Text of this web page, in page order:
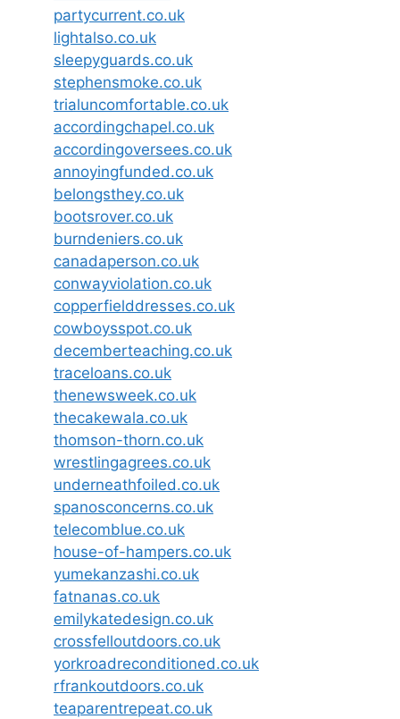
partycurrent.co.uk
lightalso.co.uk
sleepyguards.co.uk
stephensmoke.co.uk
trialuncomfortable.co.uk
accordingchapel.co.uk
accordingoversees.co.uk
annoyingfunded.co.uk
belongsthey.co.uk
bootsrover.co.uk
burndeniers.co.uk
canadaperson.co.uk
conwayviolation.co.uk
copperfielddresses.co.uk
cowboysspot.co.uk
decemberteaching.co.uk
traceloans.co.uk
thenewsweek.co.uk
thecakewala.co.uk
thomson-thorn.co.uk
wrestlingagrees.co.uk
underneathfoiled.co.uk
spanosconcerns.co.uk
telecomblue.co.uk
house-of-hampers.co.uk
yumekanzashi.co.uk
fatnanas.co.uk
emilykatedesign.co.uk
crossfelloutdoors.co.uk
yorkroadreconditioned.co.uk
rfrankoutdoors.co.uk
teaparentrepeat.co.uk